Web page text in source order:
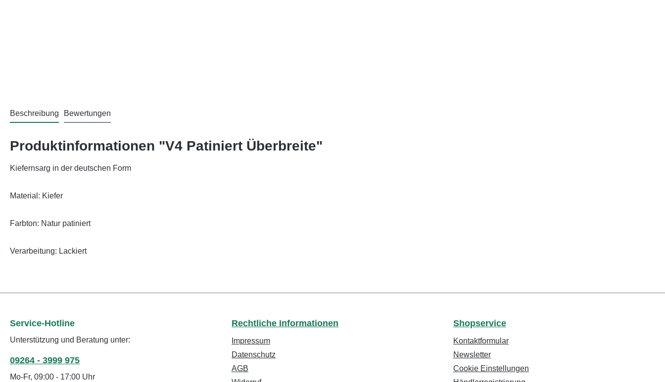
Beschreibung Bewertungen
Produktinformationen "V4 Patiniert Überbreite"
Kiefernsarg in der deutschen Form
Material: Kiefer
Farbton: Natur patiniert
Verarbeitung: Lackiert
Service-Hotline
Unterstützung und Beratung unter:
09264 - 3999 975
Mo-Fr, 09:00 - 17:00 Uhr
Rechtliche Informationen
Impressum
Datenschutz
AGB
Shopservice
Kontaktformular
Newsletter
Cookie Einstellungen